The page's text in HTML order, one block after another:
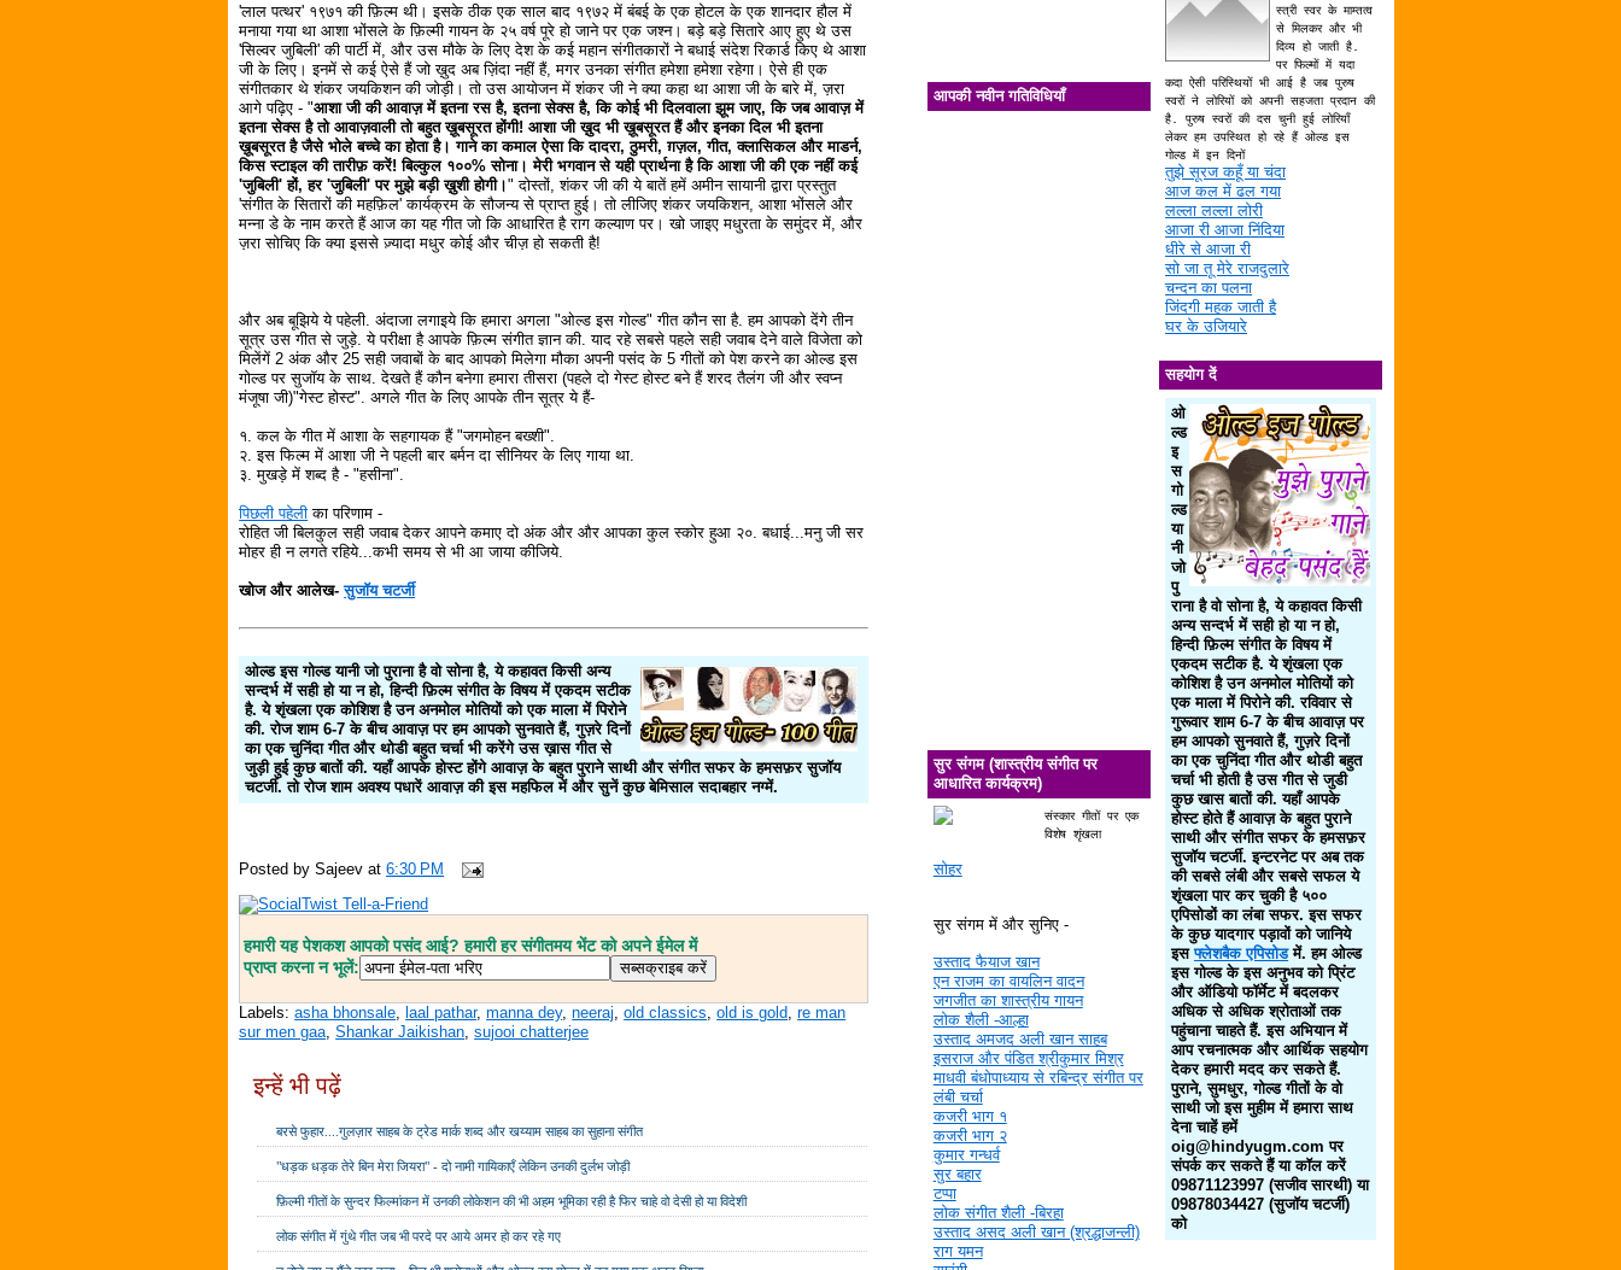
'लाल पत्थर' १९७१ की फ़िल्म थी। इसके ठीक एक साल बाद १९७२ में बंबई के एक होटल के एक शानदार हौल में
मनाया गया था आशा भोंसले के फ़िल्मी गायन के २५ वर्ष पूरे हो जाने पर एक जश्न। बड़े बड़े सितारे आए हुए थे उस
'सिल्वर जुबिली' की पार्टी में, और उस मौके के लिए देश के कई महान संगीतकारों ने बधाई संदेश रिकार्ड किए थे आशा
जी के लिए। इनमें से कई ऐसे हैं जो ख़ुद अब ज़िंदा नहीं हैं, मगर उनका संगीत हमेशा हमेशा रहेगा। ऐसे ही एक
संगीतकार थे शंकर जयकिशन की जोड़ी। तो उस आयोजन में शंकर जी ने क्या कहा था आशा जी के बारे में, ज़रा
आगे पढ़िए - "आशा जी की आवाज़ में इतना रस है, इतना सेक्स है, कि कोई भी दिलवाला झूम जाए, कि जब आवाज़ में
इतना सेक्स है तो आवाज़वाली तो बहुत ख़ूबसूरत होंगी! आशा जी ख़ुद भी ख़ूबसूरत हैं और इनका दिल भी इतना
ख़ूबसूरत है जैसे भोले बच्चे का होता है। गाने का कमाल ऐसा कि दादरा, ठुमरी, ग़ज़ल, गीत, क्लासिकल और माडर्न,
किस स्टाइल की तारीफ़ करें! बिल्कुल १००% सोना। मेरी भगवान से यही प्रार्थना है कि आशा जी की एक नहीं कई
'जुबिली' हों, हर 'जुबिली' पर मुझे बड़ी ख़ुशी होगी।" दोस्तों, शंकर जी की ये बातें हमें अमीन सायानी द्वारा प्रस्तुत
'संगीत के सितारों की महफ़िल' कार्यक्रम के सौजन्य से प्राप्त हुई। तो लीजिए शंकर जयकिशन, आशा भोंसले और
मन्ना डे के नाम करते हैं आज का यह गीत जो कि आधारित है राग कल्याण पर। खो जाइए मधुरता के समुंदर में, और
ज़रा सोचिए कि क्या इससे ज़्यादा मधुर कोई और चीज़ हो सकती है!
और अब बूझिये ये पहेली. अंदाजा लगाइये कि हमारा अगला "ओल्ड इस गोल्ड" गीत कौन सा है. हम आपको देंगे तीन
सूत्र उस गीत से जुड़े. ये परीक्षा है आपके फ़िल्म संगीत ज्ञान की. याद रहे सबसे पहले सही जवाब देने वाले विजेता को
मिलेंगें 2 अंक और 25 सही जवाबों के बाद आपको मिलेगा मौका अपनी पसंद के 5 गीतों को पेश करने का ओल्ड इस
गोल्ड पर सुजॉय के साथ. देखते हैं कौन बनेगा हमारा तीसरा (पहले दो गेस्ट होस्ट बने हैं शरद तैलंग जी और स्वप्न
मंजूषा जी)"गेस्ट होस्ट". अगले गीत के लिए आपके तीन सूत्र ये हैं-
१. कल के गीत में आशा के सहगायक हैं "जगमोहन बख्शी".
२. इस फिल्म में आशा जी ने पहली बार बर्मन दा सीनियर के लिए गाया था.
३. मुखड़े में शब्द है - "हसीना".
पिछली पहेली का परिणाम -
रोहित जी बिलकुल सही जवाब देकर आपने कमाए दो अंक और और आपका कुल स्कोर हुआ २०. बधाई...मनु जी सर
मोहर ही न लगते रहिये...कभी समय से भी आ जाया कीजिये.
खोज और आलेख-सुजॉय चटर्जी
ओल्ड इस गोल्ड यानी जो पुराना है वो सोना है, ये कहावत किसी अन्य
सन्दर्भ में सही हो या न हो, हिन्दी फ़िल्म संगीत के विषय में एकदम सटीक
है. ये शृंखला एक कोशिश है उन अनमोल मोतियों को एक माला में पिरोने
की. रोज शाम 6-7 के बीच आवाज़ पर हम आपको सुनवाते हैं, गुज़रे दिनों
का एक चुनिंदा गीत और थोडी बहुत चर्चा भी करेंगे उस ख़ास गीत से
जुड़ी हुई कुछ बातों की. यहाँ आपके होस्ट होंगे आवाज़ के बहुत पुराने साथी और संगीत सफर के हमसफ़र सुजॉय
चटर्जी. तो रोज शाम अवश्य पधारें आवाज़ की इस महफिल में और सुनें कुछ बेमिसाल सदाबहार नग्में.
Posted bySajeev at6:30 PM
हमारी यह पेशकश आपको पसंद आई? हमारी हर संगीतमय भेंट को अपने ईमेल में
प्राप्त करना न भूलें:
Labels:asha bhonsale ,laal pathar,manna dey,neeraj ,old classics ,old is gold ,re man
sur men gaa ,Shankar Jaikishan ,sujooi chatterjee
इन्हें भी पढ़ें
बरसे फुहार....गुलज़ार साहब के ट्रेड मार्क शब्द और खय्याम साहब का सुहाना संगीत
"धड़क धड़क तेरे बिन मेरा जियरा" - दो नामी गायिकाएँ लेकिन उनकी दुर्लभ जोड़ी
फ़िल्मी गीतों के सुन्दर फिल्मांकन में उनकी लोकेशन की भी अहम भूमिका रही है फिर चाहे वो देसी हो या विदेशी
लोक संगीत में गुंथे गीत जब भी परदे पर आये अमर हो कर रहे गए
आपकी नवीन गतिविधियाँ
सुर संगम (शास्त्रीय संगीत पर
आधारित कार्यक्रम)
संस्कार गीतों पर एक
विशेष शृंखला
सोहर
सुर संगम में और सुनिए -
उस्ताद फैयाज खान
एन राजम का वायलिन वादन
जगजीत का शास्त्रीय गायन
लोक शैली -आल्हा
उस्ताद अमजद अली खान साहब
इसराज और पंडित श्रीकुमार मिश्र
माधवी बंधोपाध्याय से रबिन्द्र संगीत पर
लंबी चर्चा
कजरी भाग १
कजरी भाग २
कुमार गन्धर्व
सुर बहार
टप्पा
लोक संगीत शैली -बिरहा
उस्ताद असद अली खान (श्रद्धाजन्ली)
राग यमन
स्त्री स्वर के माम्तत्व
से मिलकर और भी
दिव्य हो जाती है.
पर फिल्मों में यदा
कदा ऐसी परिस्थियों भी आई है जब पुरुष
स्वरों ने लोरियों को अपनी सहजता प्रदान की
है. पुरुष स्वरों की दस चुनी हुई लोरियाँ
लेकर हम उपस्थित हो रहे हैं ओल्ड इस
गोल्ड में इन दिनों
तुझे सूरज कहूँ या चंदा
आज कल में ढल गया
लल्ला लल्ला लोरी
आजा री आजा निंदिया
धीरे से आजा री
सो जा तू मेरे राजदुलारे
चन्दन का पलना
जिंदगी महक जाती है
घर के उजियारे
सहयोग दें
ओ
ल्ड
इ
स
गो
ल्ड
या
नी
जो
पु
राना है वो सोना है, ये कहावत किसी
अन्य सन्दर्भ में सही हो या न हो,
हिन्दी फ़िल्म संगीत के विषय में
एकदम सटीक है. ये शृंखला एक
कोशिश है उन अनमोल मोतियों को
एक माला में पिरोने की. रविवार से
गुरूवार शाम 6-7 के बीच आवाज़ पर
हम आपको सुनवाते हैं, गुज़रे दिनों
का एक चुनिंदा गीत और थोडी बहुत
चर्चा भी होती है उस गीत से जुडी
कुछ खास बातों की. यहाँ आपके
होस्ट होते हैं आवाज़ के बहुत पुराने
साथी और संगीत सफर के हमसफ़र
सुजॉय चटर्जी. इन्टरनेट पर अब तक
की सबसे लंबी और सबसे सफल ये
शृंखला पार कर चुकी है ५००
एपिसोडों का लंबा सफर. इस सफर
के कुछ यादगार पड़ावों को जानिये
इसफ्लेशबैक एपिसोडमें. हम ओल्ड
इस गोल्ड के इस अनुभव को प्रिंट
और ऑडियो फॉर्मेट में बदलकर
अधिक से अधिक श्रोताओं तक
पहुंचाना चाहते हैं. इस अभियान में
आप रचनात्मक और आर्थिक सहयोग
देकर हमारी मदद कर सकते हैं.
पुराने, सुमधुर, गोल्ड गीतों के वो
साथी जो इस मुहीम में हमारा साथ
देना चाहें हमें
oig@hindyugm.com पर
संपर्क कर सकते हैं या कॉल करें
09871123997 (सजीव सारथी) या
09878034427 (सुजॉय चटर्जी)
को